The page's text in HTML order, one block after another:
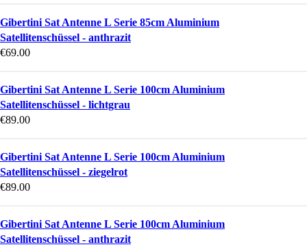
Gibertini Sat Antenne L Serie 85cm Aluminium
Satellitenschüssel - anthrazit
€69.00
Gibertini Sat Antenne L Serie 100cm Aluminium
Satellitenschüssel - lichtgrau
€89.00
Gibertini Sat Antenne L Serie 100cm Aluminium
Satellitenschüssel - ziegelrot
€89.00
Gibertini Sat Antenne L Serie 100cm Aluminium
Satellitenschüssel - anthrazit